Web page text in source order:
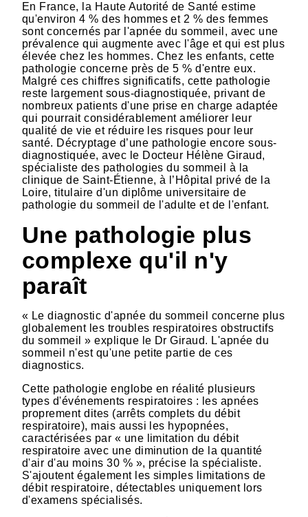
En France, la Haute Autorité de Santé estime
qu'environ 4 % des hommes et 2 % des femmes
sont concernés par l'apnée du sommeil, avec une
prévalence qui augmente avec l'âge et qui est plus
élevée chez les hommes. Chez les enfants, cette
pathologie concerne près de 5 % d'entre eux.
Malgré ces chiffres significatifs, cette pathologie
reste largement sous-diagnostiquée, privant de
nombreux patients d'une prise en charge adaptée
qui pourrait considérablement améliorer leur
qualité de vie et réduire les risques pour leur
santé. Décryptage d’une pathologie encore sous-
diagnostiquée, avec le Docteur Hélène Giraud,
spécialiste des pathologies du sommeil à la
clinique de Saint-Étienne, à l’Hôpital privé de la
Loire, titulaire d'un diplôme universitaire de
pathologie du sommeil de l'adulte et de l'enfant.
Une pathologie plus
complexe qu'il n'y
paraît
« Le diagnostic d'apnée du sommeil concerne plus
globalement les troubles respiratoires obstructifs
du sommeil » explique le Dr Giraud. L'apnée du
sommeil n'est qu'une petite partie de ces
diagnostics.
Cette pathologie englobe en réalité plusieurs
types d'événements respiratoires : les apnées
proprement dites (arrêts complets du débit
respiratoire), mais aussi les hypopnées,
caractérisées par « une limitation du débit
respiratoire avec une diminution de la quantité
d'air d'au moins 30 % », précise la spécialiste.
S'ajoutent également les simples limitations de
débit respiratoire, détectables uniquement lors
d'examens spécialisés.